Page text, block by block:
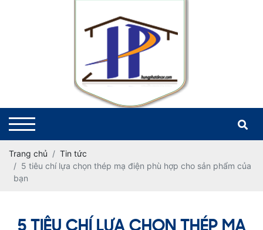
Trang chủ
Tin tức
5 tiêu chí lựa chọn thép mạ điện phù hợp cho sản phẩm của
bạn